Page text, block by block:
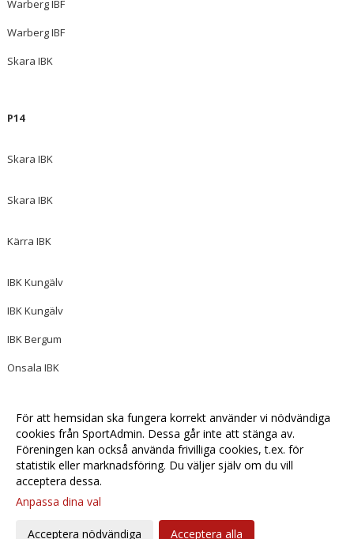
Warberg IBF
Warberg IBF
Skara IBK
P14
Skara IBK
Skara IBK
Kärra IBK
IBK Kungälv
IBK Kungälv
IBK Bergum
Onsala IBK
Eken
inställningar
Webbversion
För att hemsidan ska fungera korrekt använder vi nödvändiga
cookies från SportAdmin. Dessa går inte att stänga av.
Föreningen kan också använda frivilliga cookies, t.ex. för
statistik eller marknadsföring. Du väljer själv om du vill
acceptera dessa.
Anpassa dina val
Acceptera nödvändiga Acceptera alla